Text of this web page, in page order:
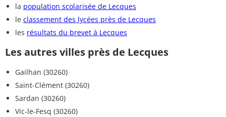
la population scolarisée de Lecques
le classement des lycées près de Lecques
les résultats du brevet à Lecques
Les autres villes près de Lecques
Gailhan (30260)
Saint-Clément (30260)
Sardan (30260)
Vic-le-Fesq (30260)